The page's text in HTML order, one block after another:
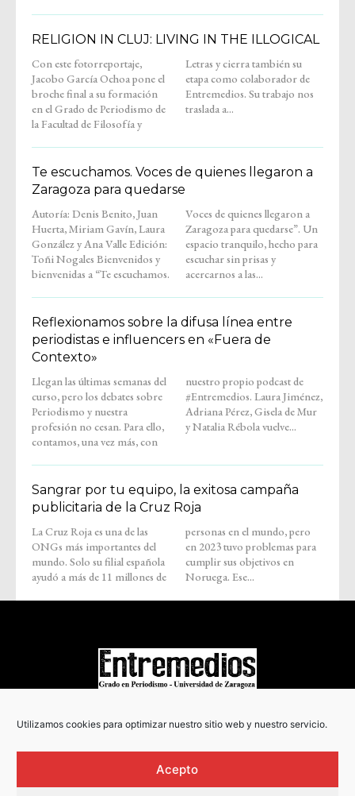
Utilizamos cookies para optimizar nuestro sitio web y nuestro servicio.
Acepto
RELIGION IN CLUJ: LIVING IN THE ILLOGICAL
Con este fotorreportaje,
Jacobo García Ochoa pone el
broche final a su formación
en el Grado de Periodismo de
la Facultad de Filosofía y
Letras y cierra también su
etapa como colaborador de
Entremedios. Su trabajo nos
traslada a...
Te escuchamos. Voces de quienes llegaron a
Zaragoza para quedarse
Autoría: Denis Benito, Juan
Huerta, Miriam Gavín, Laura
González y Ana Valle Edición:
Toñi Nogales Bienvenidos y
bienvenidas a “Te escuchamos.
Voces de quienes llegaron a
Zaragoza para quedarse”. Un
espacio tranquilo, hecho para
escuchar sin prisas y
acercarnos a las...
Reflexionamos sobre la difusa línea entre
periodistas e influencers en «Fuera de
Contexto»
Llegan las últimas semanas del
curso, pero los debates sobre
Periodismo y nuestra
profesión no cesan. Para ello,
contamos, una vez más, con
nuestro propio podcast de
#Entremedios. Laura Jiménez,
Adriana Pérez, Gisela de Mur
y Natalia Rébola vuelve...
Sangrar por tu equipo, la exitosa campaña
publicitaria de la Cruz Roja
La Cruz Roja es una de las
ONGs más importantes del
mundo. Solo su filial española
ayudó a más de 11 millones de
personas en el mundo, pero
en 2023 tuvo problemas para
cumplir sus objetivos en
Noruega. Ese...